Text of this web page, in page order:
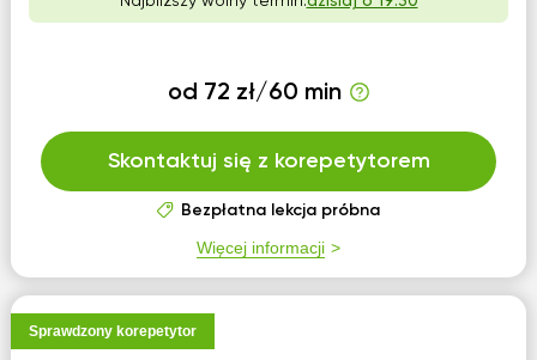
od 72 zł/60 min
Skontaktuj się z korepetytorem
Bezpłatna lekcja próbna
Więcej informacji
Sprawdzony korepetytor